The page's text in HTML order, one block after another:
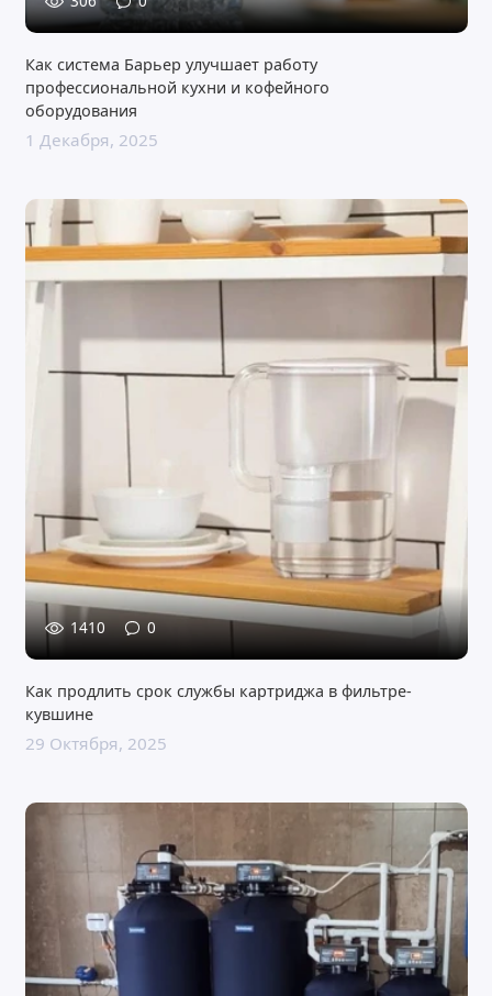
Как система Барьер улучшает работу
профессиональной кухни и кофейного
оборудования
1 Декабря, 2025
1410 0
Как продлить срок службы картриджа в фильтре-
кувшине
29 Октября, 2025